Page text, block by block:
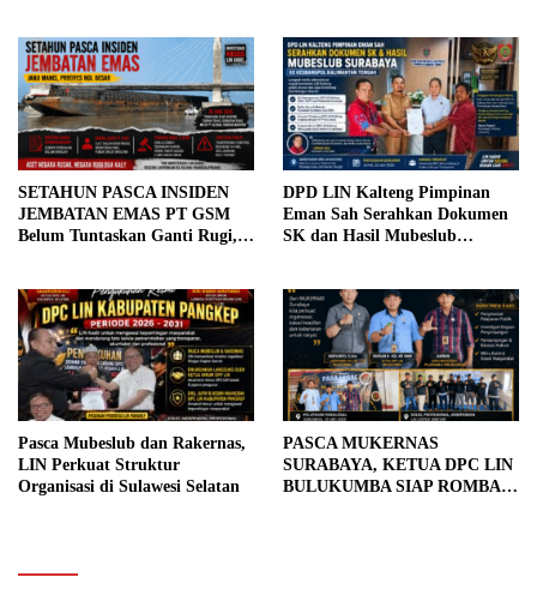
Bertanggung Jawab
SETAHUN PASCA INSIDEN
JEMBATAN EMAS PT GSM
Belum Tuntaskan Ganti Rugi,
DPD LIN Kalteng Pimpinan
Eman Sah Serahkan Dokumen
SK dan Hasil Mubeslub
Pasca Mubeslub dan Rakernas,
LIN Perkuat Struktur
Organisasi di Sulawesi Selatan
PASCA MUKERNAS
SURABAYA, KETUA DPC LIN
BULUKUMBA SIAP ROMBAK